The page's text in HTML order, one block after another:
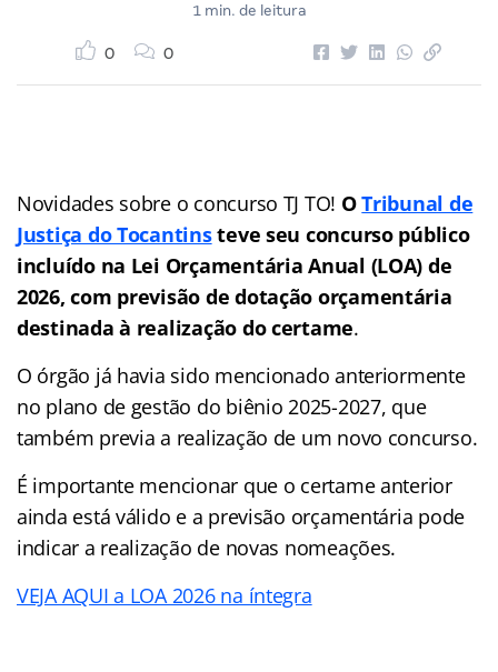
1 min. de leitura
0 0
Novidades sobre o concurso TJ TO! OTribunal de
Justiça do Tocantinsteve seu concurso público
incluído na Lei Orçamentária Anual (LOA) de
2026, com previsão de dotação orçamentária
destinada à realização do certame.
O órgão já havia sido mencionado anteriormente
no plano de gestão do biênio 2025-2027, que
também previa a realização de um novo concurso.
É importante mencionar que o certame anterior
ainda está válido e a previsão orçamentária pode
indicar a realização de novas nomeações.
VEJA AQUI a LOA 2026 na íntegra